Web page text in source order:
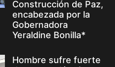
Construcción de Paz,
encabezada por la
Gobernadora
Yeraldine Bonilla*
Hombre sufre fuerte